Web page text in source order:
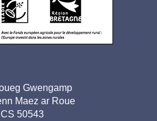
Gwengamp
Maez ar Roue
CS 50543